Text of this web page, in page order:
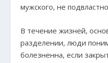
мужского, не
В течение жизней,
разделении, люди
болезненна, если